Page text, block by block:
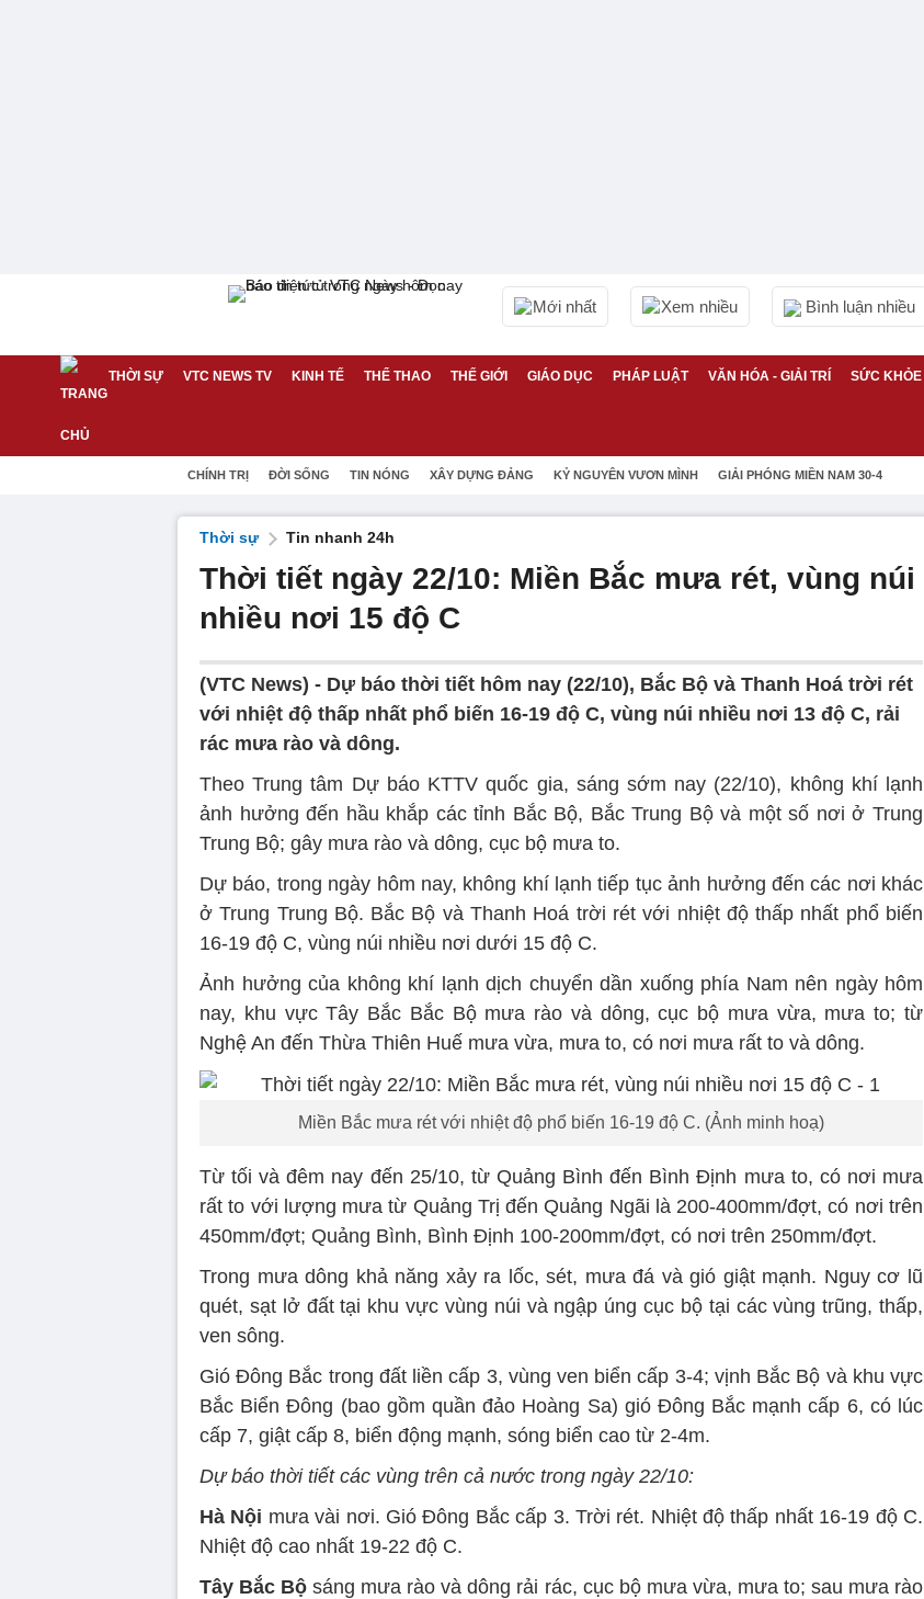
Mới nhất Xem nhiều Bình luận nhiều
THỜI SỰ VTC NEWS TV KINH TẾ THỂ THAO THẾ GIỚI GIÁO DỤC PHÁP LUẬT VĂN HÓA - GIẢI TRÍ SỨC KHỎE
CHÍNH TRỊ ĐỜI SỐNG TIN NÓNG XÂY DỰNG ĐẢNG KỶ NGUYÊN VƯƠN MÌNH GIẢI PHÓNG MIỀN NAM 30-4
Thời sự Tin nhanh 24h
Thời tiết ngày 22/10: Miền Bắc mưa rét, vùng núi
nhiều nơi 15 độ C
(VTC News) - Dự báo thời tiết hôm nay (22/10), Bắc Bộ và Thanh Hoá trời rét
với nhiệt độ thấp nhất phổ biến 16-19 độ C, vùng núi nhiều nơi 13 độ C, rải
rác mưa rào và dông.
Theo Trung tâm Dự báo KTTV quốc gia, sáng sớm nay (22/10), không khí lạnh
ảnh hưởng đến hầu khắp các tỉnh Bắc Bộ, Bắc Trung Bộ và một số nơi ở Trung
Trung Bộ; gây mưa rào và dông, cục bộ mưa to.
Dự báo, trong ngày hôm nay, không khí lạnh tiếp tục ảnh hưởng đến các nơi khác
ở Trung Trung Bộ. Bắc Bộ và Thanh Hoá trời rét với nhiệt độ thấp nhất phổ biến
16-19 độ C, vùng núi nhiều nơi dưới 15 độ C.
Ảnh hưởng của không khí lạnh dịch chuyển dần xuống phía Nam nên ngày hôm
nay, khu vực Tây Bắc Bắc Bộ mưa rào và dông, cục bộ mưa vừa, mưa to; từ
Nghệ An đến Thừa Thiên Huế mưa vừa, mưa to, có nơi mưa rất to và dông.
Miền Bắc mưa rét với nhiệt độ phổ biến 16-19 độ C. (Ảnh minh hoạ)
Từ tối và đêm nay đến 25/10, từ Quảng Bình đến Bình Định mưa to, có nơi mưa
rất to với lượng mưa từ Quảng Trị đến Quảng Ngãi là 200-400mm/đợt, có nơi trên
450mm/đợt; Quảng Bình, Bình Định 100-200mm/đợt, có nơi trên 250mm/đợt.
Trong mưa dông khả năng xảy ra lốc, sét, mưa đá và gió giật mạnh. Nguy cơ lũ
quét, sạt lở đất tại khu vực vùng núi và ngập úng cục bộ tại các vùng trũng, thấp,
ven sông.
Gió Đông Bắc trong đất liền cấp 3, vùng ven biển cấp 3-4; vịnh Bắc Bộ và khu vực
Bắc Biển Đông (bao gồm quần đảo Hoàng Sa) gió Đông Bắc mạnh cấp 6, có lúc
cấp 7, giật cấp 8, biển động mạnh, sóng biển cao từ 2-4m.
Dự báo thời tiết các vùng trên cả nước trong ngày 22/10:
Hà Nội mưa vài nơi. Gió Đông Bắc cấp 3. Trời rét. Nhiệt độ thấp nhất 16-19 độ C.
Nhiệt độ cao nhất 19-22 độ C.
Tây Bắc Bộ sáng mưa rào và dông rải rác, cục bộ mưa vừa, mưa to; sau mưa rào